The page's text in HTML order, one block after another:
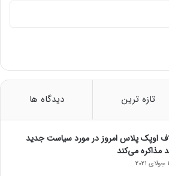
تازه ترین دیدگاه ها
اوپک پلاس امروز در مورد سیاست جدید
مذاکره می‌کند